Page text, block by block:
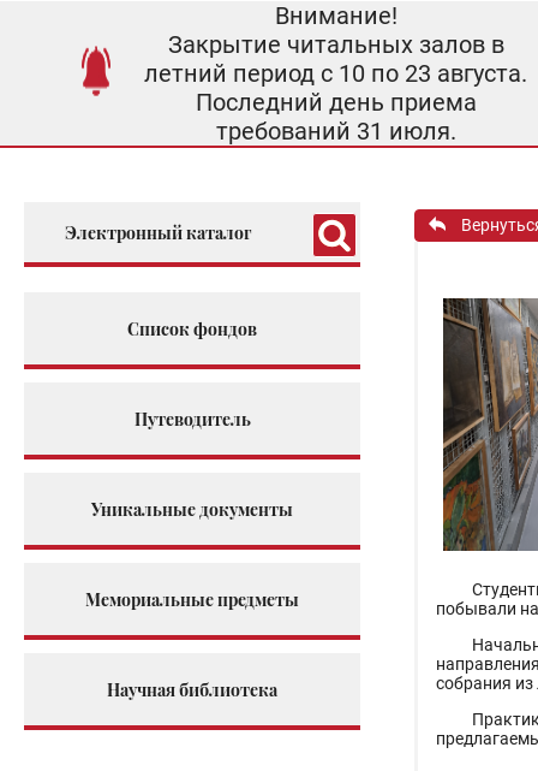
Внимание!
Закрытие читальных залов в
летний период с 10 по 23 августа.
Последний день приема
требований 31 июля.
Электронный каталог
Список фондов
Путеводитель
Уникальные документы
Мемориальные предметы
Научная библиотека
побывали
собрания